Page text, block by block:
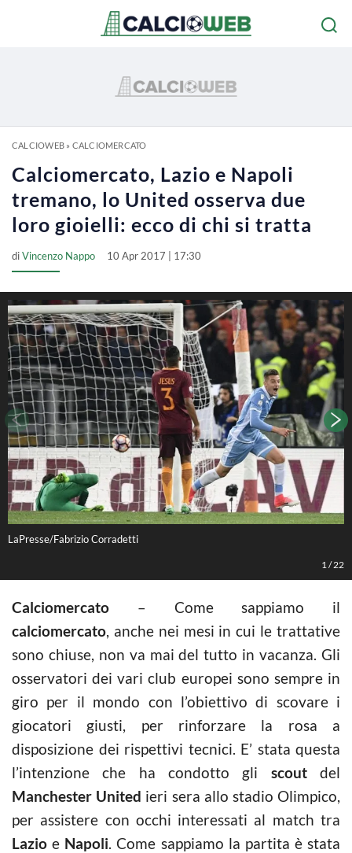
CALCIOWEB» CALCIOMERCATO
Calciomercato, Lazio e Napoli
tremano, lo United osserva due
loro gioielli: ecco di chi si tratta
diVincenzo Nappo 10 Apr 2017 | 17:30
LaPresse/Fabrizio Corradetti
1 /22
Calciomercato – Come sappiamo il
calciomercato, anche nei mesi in cui le trattative
sono chiuse, non va mai del tutto in vacanza. Gli
osservatori dei vari club europei sono sempre in
giro per il mondo con l’obiettivo di scovare i
giocatori giusti, per rinforzare la rosa a
disposizione dei rispettivi tecnici. E’ stata questa
l’intenzione che ha condotto gli scoutdel
Manchester United ieri sera allo stadio Olimpico,
per assistere con occhi interessati al match tra
Lazio e Napoli. Come sappiamo la partita è stata